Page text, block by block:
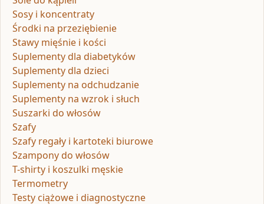
Sosy i koncentraty
Środki na przeziębienie
Stawy mięśnie i kości
Suplementy dla diabetyków
Suplementy dla dzieci
Suplementy na odchudzanie
Suplementy na wzrok i słuch
Suszarki do włosów
Szafy
Szafy regały i kartoteki biurowe
Szampony do włosów
T-shirty i koszulki męskie
Termometry
Testy ciążowe i diagnostyczne